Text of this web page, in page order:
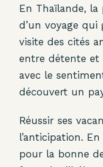
En Thaïlande, la
d’un voyage
visite des cités
entre détente
avec le
découvert un
Réussir ses
l’anticipation.
pour la bonne